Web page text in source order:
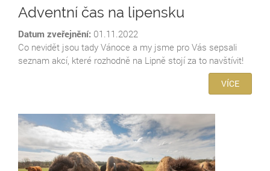
Adventní čas na lipensku
Datum zveřejnění: 01.11.2022
Co nevidět jsou tady Vánoce a my jsme pro Vás sepsali
seznam akcí, které rozhodně na Lipně stojí za to navštívit!
VÍCE